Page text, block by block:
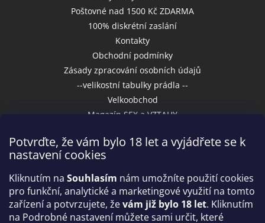
Potvrďte, že vám bylo 18 let a vyjádřete se k
nastavení cookies
Kliknutím na Souhlasím nám umožníte použití cookies
pro funkční, analytické a marketingové využití na tomto
zařízení a potvrzujete, ževám již bylo 18 let. Kliknutím
na Podrobné nastavení můžete sami určit, které
Poštovné nad 1500 Kč ZDARMA
100% diskrétní zaslání
Kontakty
Obchodní podmínky
Zásady zpracování osobních údajů
--velikostní tabulky prádla --
Velkoobchod
Magazín SEX a VZTAHY
Přijímáme online platby